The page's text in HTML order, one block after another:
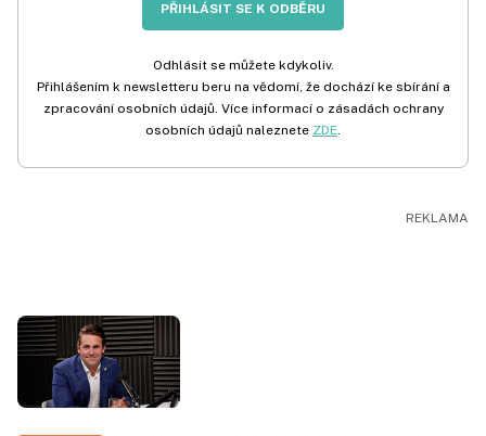
PŘIHLÁSIT SE K ODBĚRU
Odhlásit se můžete kdykoliv.
Přihlášením k newsletteru beru na vědomí, že dochází ke sbírání a
zpracování osobních údajů. Více informací o zásadách ochrany
osobních údajů naleznete ZDE.